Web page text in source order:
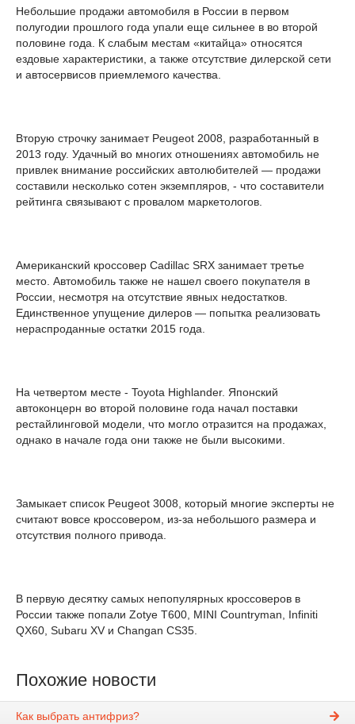
Небольшие продажи автомобиля в России в первом
полугодии прошлого года упали еще сильнее в во второй
половине года. К слабым местам «китайца» относятся
ездовые характеристики, а также отсутствие дилерской сети
и автосервисов приемлемого качества.
Вторую строчку занимает Peugeot 2008, разработанный в
2013 году. Удачный во многих отношениях автомобиль не
привлек внимание российских автолюбителей — продажи
составили несколько сотен экземпляров, - что составители
рейтинга связывают с провалом маркетологов.
Американский кроссовер Cadillac SRX занимает третье
место. Автомобиль также не нашел своего покупателя в
России, несмотря на отсутствие явных недостатков.
Единственное упущение дилеров — попытка реализовать
нераспроданные остатки 2015 года.
На четвертом месте - Toyota Highlander. Японский
автоконцерн во второй половине года начал поставки
рестайлинговой модели, что могло отразится на продажах,
однако в начале года они также не были высокими.
Замыкает список Peugeot 3008, который многие эксперты не
считают вовсе кроссовером, из-за небольшого размера и
отсутствия полного привода.
В первую десятку самых непопулярных кроссоверов в
России также попали Zotye T600, MINI Countryman, Infiniti
QX60, Subaru XV и Changan CS35.
Похожие новости
Как выбрать антифриз?